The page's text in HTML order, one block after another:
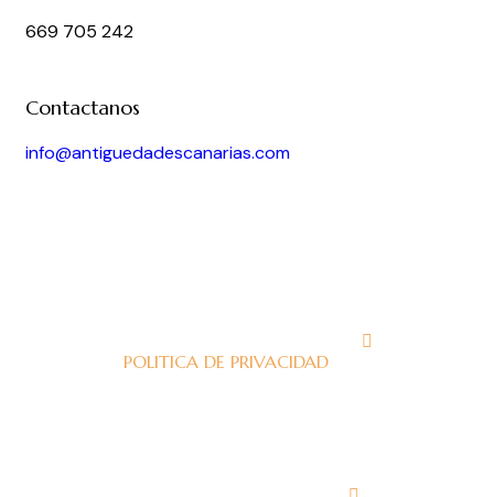
669 705 242
Contactanos
info@antiguedadescanarias.com
POLITICA DE PRIVACIDAD